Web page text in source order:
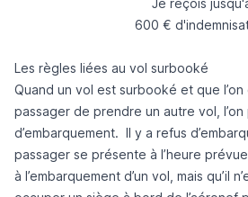
Je reçois
600 €
Les règles liées au vol surbooké
Quand un vol est surbooké et que l’on
passager de prendre un autre vol,
d’embarquement. Il y a refus
passager se présente à l’heure
à l’embarquement d’un vol, mais qu’il